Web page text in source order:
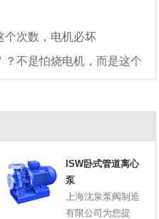
个次数，电机必坏
不是怕烧电机，而是这个
ISW卧式管道离心
泵
上海沈泉泵阀制造
有限公司为您提